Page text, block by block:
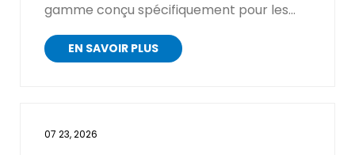
gamme conçu spécifiquement pour les
structures d'événement...
EN SAVOIR PLUS
07 23, 2026